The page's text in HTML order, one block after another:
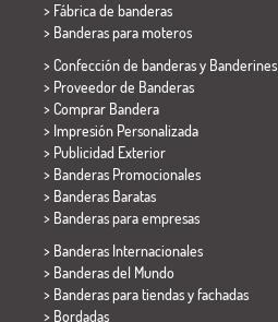
> Fábrica de banderas
> Banderas para moteros
> Confección de banderas y Banderines
> Proveedor de Banderas
> Comprar Bandera
> Impresión Personalizada
> Publicidad Exterior
> Banderas Promocionales
> Banderas Baratas
> Banderas para empresas
> Banderas Internacionales
> Banderas del Mundo
> Banderas para tiendas y fachadas
> Bordadas